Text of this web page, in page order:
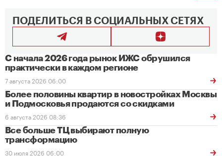
ПОДЕЛИТЬСЯ В СОЦИАЛЬНЫХ СЕТЯХ
С начала 2026 года рынок ИЖС обрушился
практически в каждом регионе
7 августа 2026 06:00
Более половины квартир в новостройках Москвы
и Подмосковья продаются со скидками
6 августа 2026 08:36
Все больше ТЦ выбирают полную
трансформацию
30 июля 2026 06:00